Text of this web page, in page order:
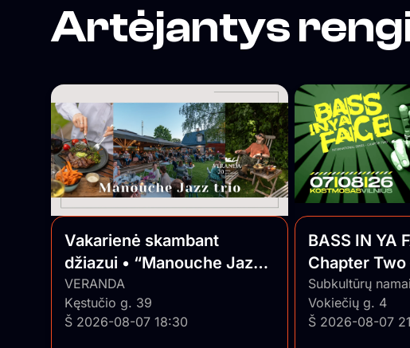
Artėjantys
Vakarienė skambant
džiazui • “Manouche Jazz
trio”
VERANDA
Kęstučio g. 39
Š 2026-08-07 18:30
BASS IN YA
Chapter Two
Series ★
Subkultūrų
Vokiečių g. 4
Š 2026-08-07